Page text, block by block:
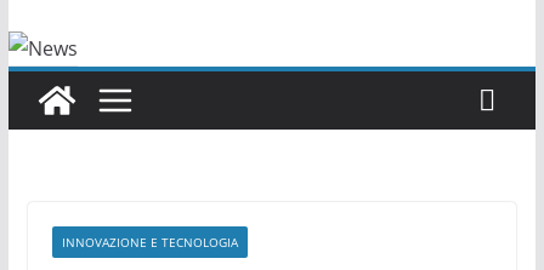
INNOVAZIONE E TECNOLOGIA